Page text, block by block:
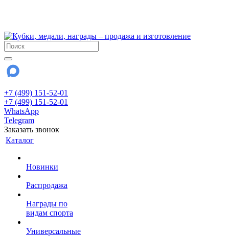
+7 (499) 151-52-01
+7 (499) 151-52-01
WhatsApp
Telegram
Заказать звонок
Каталог
Новинки
Распродажа
Награды по
видам спорта
Универсальные